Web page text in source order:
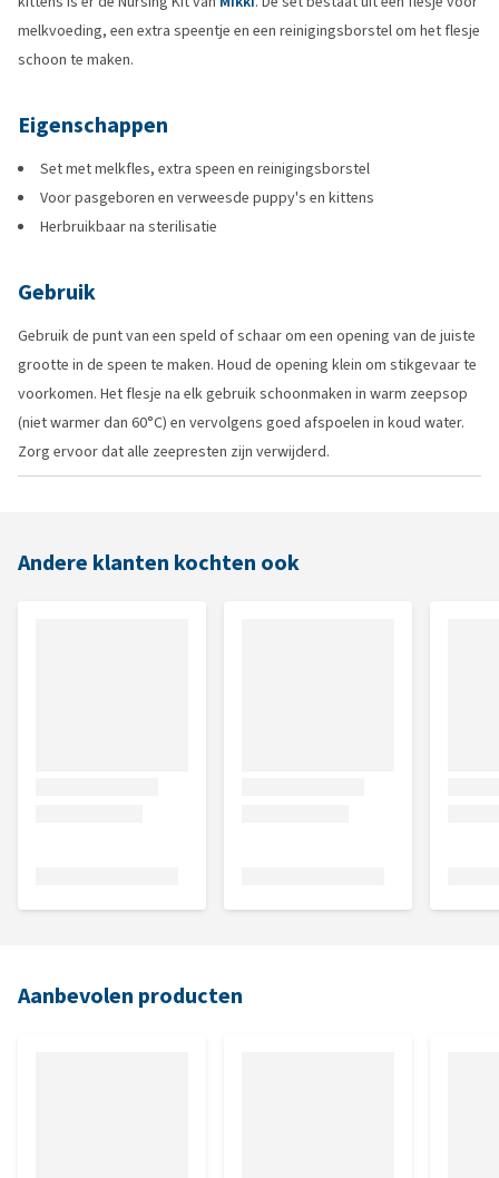
melkvoeding, een extra speentje en een reinigingsborstel om het flesje
schoon te maken.
Eigenschappen
Set met melkfles, extra speen en reinigingsborstel
Voor pasgeboren en verweesde puppy's en kittens
Herbruikbaar na sterilisatie
Gebruik
Gebruik de punt van een speld of schaar om een opening van de juiste
grootte in de speen te maken. Houd de opening klein om stikgevaar te
voorkomen. Het flesje na elk gebruik schoonmaken in warm zeepsop
(niet warmer dan 60°C) en vervolgens goed afspoelen in koud water.
Zorg ervoor dat alle zeepresten zijn verwijderd.
Andere klanten kochten ook
Aanbevolen producten